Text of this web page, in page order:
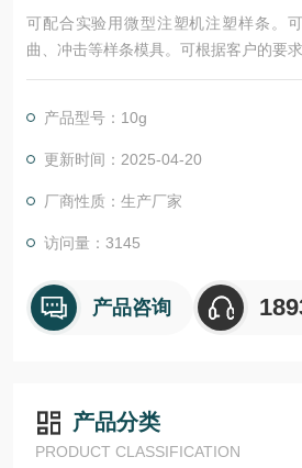
可配合实验用微型注塑机注塑样条。
曲、冲击等样条模具。可根据客户的要
产品型号：10g
更新时间：2025-04-20
厂商性质：生产厂家
访问量：3145
产品咨询
产品分类
PRODUCT CLASSIFICATION